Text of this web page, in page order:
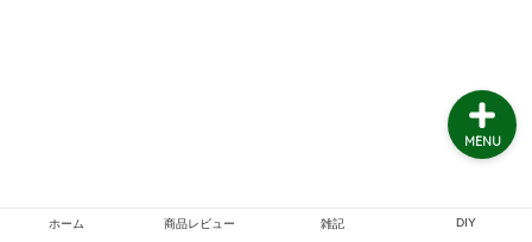
ホーム 商品レビュー 雑記 DIY
MENU